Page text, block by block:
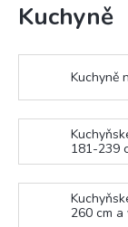
Kuchyně
Kuchyně
181-239
260 cm a